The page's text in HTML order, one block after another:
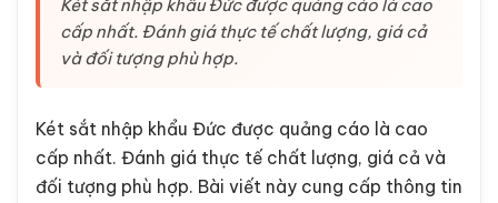
Két sắt nhập khẩu Đức được quảng cáo là cao
cấp nhất. Đánh giá thực tế chất lượng, giá cả
và đối tượng phù hợp.
Két sắt nhập khẩu Đức được quảng cáo là cao
cấp nhất. Đánh giá thực tế chất lượng, giá cả và
đối tượng phù hợp. Bài viết này cung cấp thông tin